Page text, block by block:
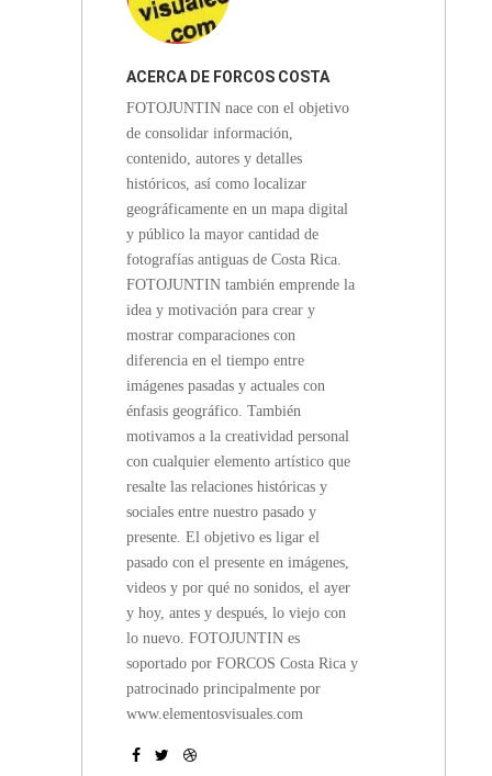
ACERCA DE FORCOS COSTA
RICA
FOTOJUNTIN nace con el objetivo
de consolidar información,
contenido, autores y detalles
históricos, así como localizar
geográficamente en un mapa digital
y público la mayor cantidad de
fotografías antiguas de Costa Rica.
FOTOJUNTIN también emprende la
idea y motivación para crear y
mostrar comparaciones con
diferencia en el tiempo entre
imágenes pasadas y actuales con
énfasis geográfico. También
motivamos a la creatividad personal
con cualquier elemento artístico que
resalte las relaciones históricas y
sociales entre nuestro pasado y
presente. El objetivo es ligar el
pasado con el presente en imágenes,
videos y por qué no sonidos, el ayer
y hoy, antes y después, lo viejo con
lo nuevo. FOTOJUNTIN es
soportado por FORCOS Costa Rica y
patrocinado principalmente por
www.elementosvisuales.com